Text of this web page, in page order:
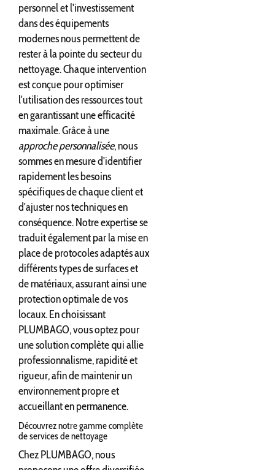
personnel et l'investissement
dans des équipements
modernes nous permettent de
rester à la pointe du secteur du
nettoyage. Chaque intervention
est conçue pour optimiser
l'utilisation des ressources tout
en garantissant une efficacité
maximale. Grâce à une
approche personnalisée, nous
sommes en mesure d'identifier
rapidement les besoins
spécifiques de chaque client et
d'ajuster nos techniques en
conséquence. Notre expertise se
traduit également par la mise en
place de protocoles adaptés aux
différents types de surfaces et
de matériaux, assurant ainsi une
protection optimale de vos
locaux. En choisissant
PLUMBAGO, vous optez pour
une solution complète qui allie
professionnalisme, rapidité et
rigueur, afin de maintenir un
environnement propre et
accueillant en permanence.
Découvrez notre gamme complète
de services de nettoyage
Chez PLUMBAGO, nous